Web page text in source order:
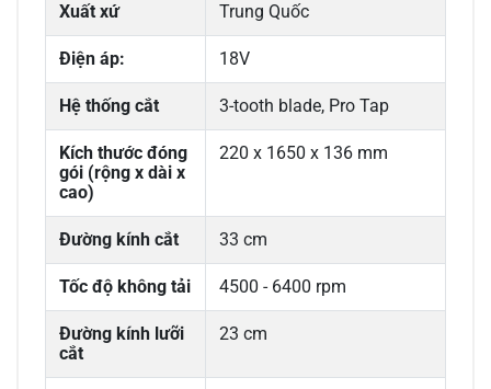
Xuất xứ Trung Quốc
Điện áp: 18V
Hệ thống cắt 3-tooth blade, Pro Tap
Kích thước đóng
gói (rộng x dài x
cao)
220 x 1650 x 136 mm
Đường kính cắt 33 cm
Tốc độ không tải 4500 - 6400 rpm
Đường kính lưỡi
cắt
23 cm